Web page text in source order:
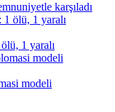
karşıladı
1 yaralı
modeli